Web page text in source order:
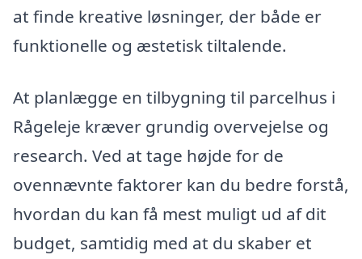
at finde kreative løsninger, der både er
funktionelle og æstetisk tiltalende.
At planlægge en tilbygning til parcelhus i
Rågeleje kræver grundig overvejelse og
research. Ved at tage højde for de
ovennævnte faktorer kan du bedre forstå,
hvordan du kan få mest muligt ud af dit
budget, samtidig med at du skaber et